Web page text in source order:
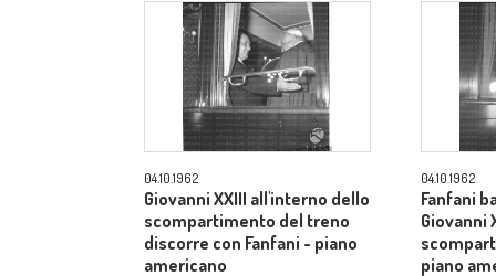
04.10.1962
Giovanni XXIII all'interno dello
scompartimento del treno
discorre con Fanfani - piano
americano
04.10.1962
Fanfani
Giovanni
piano